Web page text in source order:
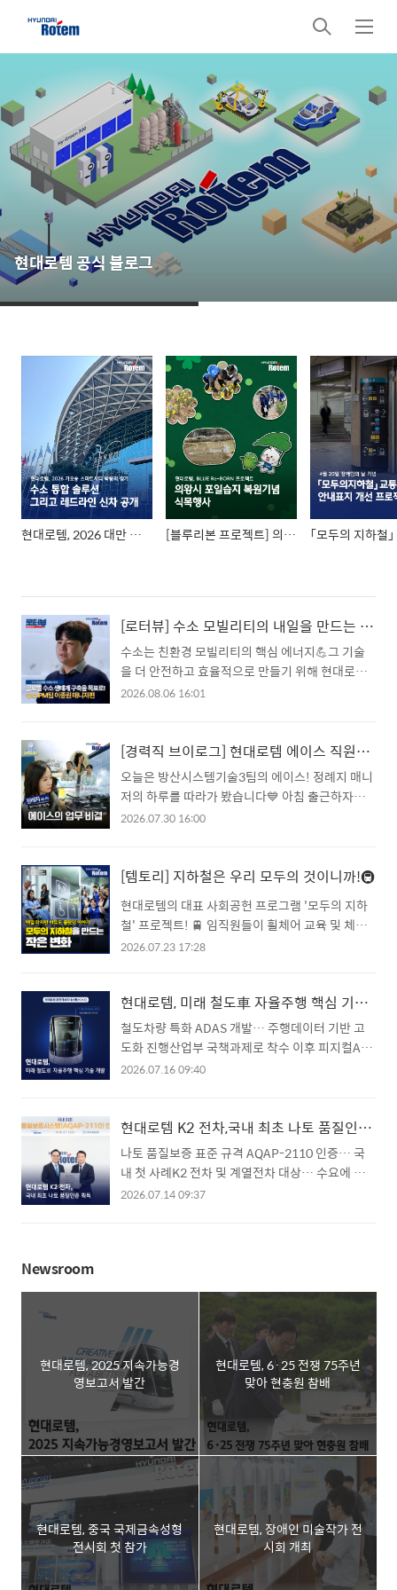
검
색
메
뉴
현대로템 공식 블로그
현대로템, 2026 대만 가오슝 스마트시티 박람회 참가 [블루리본 프로젝트] 의왕시 포일습지 복원 기념 식목행사
[로터뷰] 수소 모빌리티의 내일을 만드는 사람들🚅 현대로템 이종원 매니저
수소는 친환경 모빌리티의 핵심 에너지💪그 기술
을 더 안전하고 효율적으로 만들기 위해 현대로템
은 오늘도 연구를 이어가고 있습니다. 이종원 매니
데요. 현대로템에서 수소의 미래를 만들어가는 이
종원 매니저의 이야기를 영상에서 확인해 보세요
💙
2026.08.06 16:01
[경력직 브이로그] 현대로템 에이스 직원의 하루는?👀
오늘은 방산시스템기술3팀의 에이스! 정례지 매니
저의 하루를 따라가 봤습니다💙 아침 출근하자마
자 회의로 시작해실무자가 알려주는 업무 설명,그
하나하나 생생하게 담아봤는데요📹 현대로템 임직
해 보세요!
2026.07.30 16:00
[템토리] 지하철은 우리 모두의 것이니까!🚇
현대로템의 대표 사회공헌 프로그램 '모두의 지하
철' 프로젝트! 🚆 임직원들이 휠체어 교육 및 체험
을 시작으로 교통약자의 시선에서 지하철을 직접
할 수 있는 지하철을 만들기 위한 현대로템의 발자
국을 영상에서 만나보세요😊
2026.07.23 17:28
현대로템, 미래 철도車 자율주행 핵심 기술 개발
철도차량 특화 ADAS 개발… 주행데이터 기반 고
도화 진행산업부 국책과제로 착수 이후 피지컬AI
접목해 수출 타진현대로템이 피지컬AI 기반의 철도
(ADAS·Autonomous Driving Assistance
System)을 개발 완료했다고 16일 밝혔다. 철도차
량용 ADAS는 철도의 선로 조건과 운행 환경을 고
려해 선로 상 장애물을 감지하고 운전자에게 위험
상황을 알려 충돌을 방지하는 기술이다. 현대로템
2026.07.16 09:40
현대로템 K2 전차,국내 최초 나토 품질인증 획득
나토 품질보증 표준 규격 AQAP-2110 인증… 국
내 첫 사례K2 전차 및 계열전차 대상… 수요에 따
라 인증 품목 확대 추진나토 입찰 자격요건 선제적
은 지난 13일 의왕 본사에서 국방기술품질원(이하
기품원)과 함께 나토 품질보증시스템 인증 수여식
을 개최했다고 14일 밝혔다. 신상범 기품원장, 이용
배 현대로템 대표이사 사장 등 관계자들이 참석한
가운데 열린 이날 수여식을 통해 현대로템은 기품
원으로부터 나토 품질보증시스템 ‘AQAP(Allied
Quality Assurance Publications)-2110’..
2026.07.14 09:37
Newsroom
현대로템, 2025 지속가능경
영보고서 발간
현대로템, 6·25 전쟁 75주년
맞아 현충원 참배
현대로템, 중국 국제금속성형
전시회 첫 참가
현대로템, 장애인 미술작가 전
시회 개최